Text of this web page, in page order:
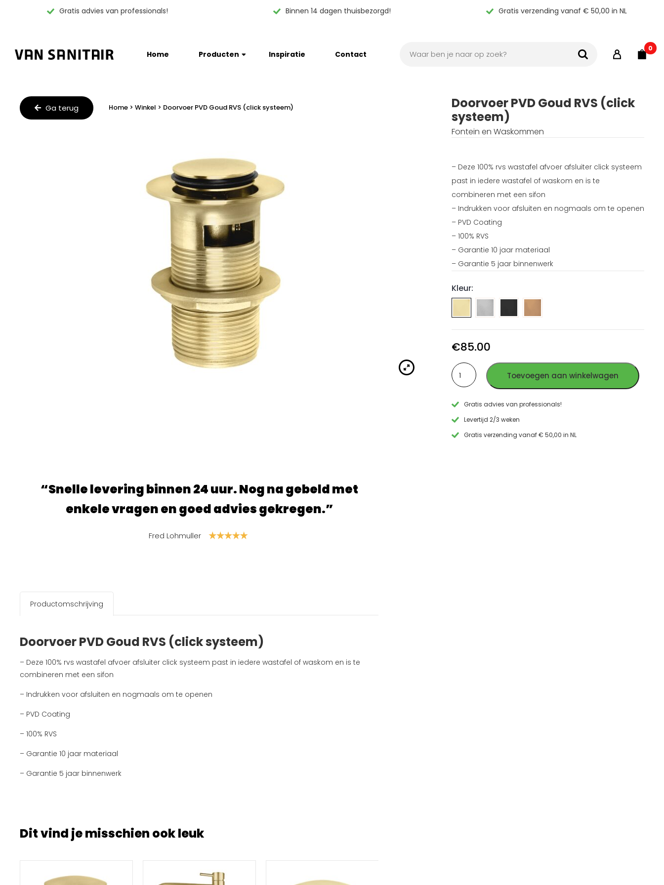
Gratis advies van professionals! Binnen 14 dagen thuisbezorgd! Gratis verzending vanaf € 50,00 in NL
Home Producten Inspiratie Contact
0
Ga terug Home > Winkel > Doorvoer PVD Goud RVS (click systeem)
Doorvoer PVD Goud RVS (click
systeem)
Fontein en Waskommen
– Deze 100% rvs wastafel afvoer afsluiter click systeem
past in iedere wastafel of waskom en is te
combineren met een sifon
– Indrukken voor afsluiten en nogmaals om te openen
– PVD Coating
– 100% RVS
– Garantie 10 jaar materiaal
– Garantie 5 jaar binnenwerk
Kleur:
geborsteld
RVS
(click
PVD
Gun
systeem)
PVD
Koper
€85.00
Doorvoer
PVD
Goud
(click
systeem)
Toevoegen aan winkelwagen
Gratis advies van professionals!
Levertijd 2/3 weken
Gratis verzending vanaf € 50,00 in NL
Productomschrijving
Doorvoer PVD Goud RVS (click systeem)
– Deze 100% rvs wastafel afvoer afsluiter click systeem past in iedere wastafel of waskom en is te
combineren met een sifon
– Indrukken voor afsluiten en nogmaals om te openen
– PVD Coating
– 100% RVS
– Garantie 10 jaar materiaal
– Garantie 5 jaar binnenwerk
met
“Super fijne site, alles ging snel en ben blij met de
producten die ik heb besteld!”
S. van der Linden
Dit vind je misschien ook leuk